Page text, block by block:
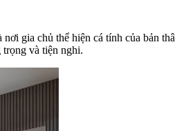
gia chủ thể hiện cá tính của bản
trọng và tiện nghi.